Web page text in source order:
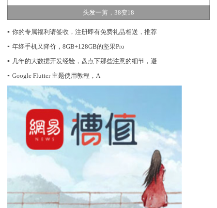
头发一剪，38变18
▪ 你的专属福利请签收，注册即有免费礼品相送，推荐
▪ 年终手机又降价，8GB+128GB的坚果Pro
▪ 几年的大数据开发经验，盘点下那些注意的细节，避
▪ Google Flutter 主题使用教程，A